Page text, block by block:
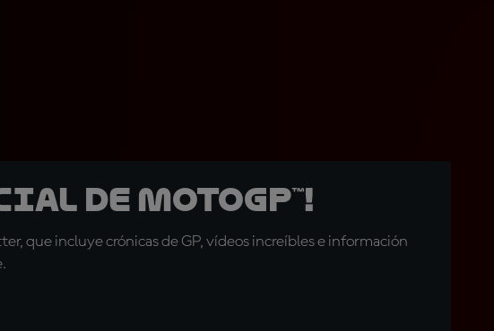
de MotoGP™!
que incluye crónicas de GP, vídeos increíbles e información